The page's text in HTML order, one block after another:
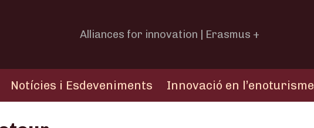
Alliances for innovation | Erasmus +
Notícies i Esdeveniments Innovació en l’enoturisme